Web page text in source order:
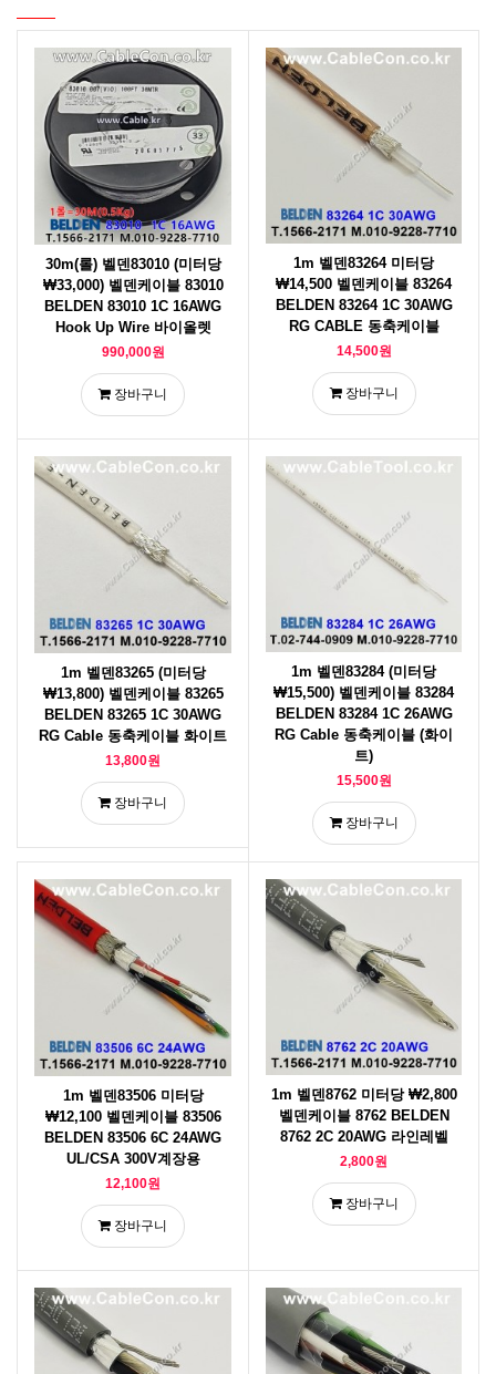
30m(롤) 벨덴83010 (미터당
₩33,000) 벨덴케이블 83010
BELDEN 83010 1C 16AWG
Hook Up Wire 바이올렛
990,000원
장바구니
1m 벨덴83264 미터당
₩14,500 벨덴케이블 83264
BELDEN 83264 1C 30AWG
RG CABLE 동축케이블
14,500원
장바구니
1m 벨덴83265 (미터당
₩13,800) 벨덴케이블 83265
BELDEN 83265 1C 30AWG
RG Cable 동축케이블 화이트
13,800원
장바구니
1m 벨덴83284 (미터당
₩15,500) 벨덴케이블 83284
BELDEN 83284 1C 26AWG
RG Cable 동축케이블 (화이
트)
15,500원
장바구니
1m 벨덴83506 미터당
₩12,100 벨덴케이블 83506
BELDEN 83506 6C 24AWG
UL/CSA 300V계장용
12,100원
장바구니
1m 벨덴8762 미터당 ₩2,800
벨덴케이블 8762 BELDEN
8762 2C 20AWG 라인레벨
2,800원
장바구니